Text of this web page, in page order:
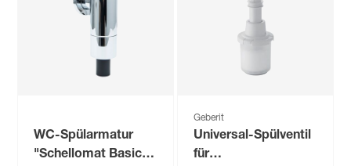
WC-Spülarmatur
"Schellomat Basic"
Geberit
Universal-Spülventil
für